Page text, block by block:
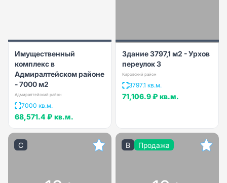
Имущественный
комплекс в
Адмиралтейском районе
- 7000 м2
Адмиралтейский район
7000 кв.м.
68,571.4 ₽ кв.м.
Здание 3797,1 м2 - Урхов
переулок 3
Кировский район
3797.1 кв.м.
71,106.9 ₽ кв.м.
C B Продажа